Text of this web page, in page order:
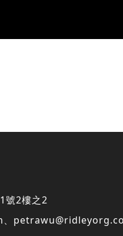
號2樓之2
、